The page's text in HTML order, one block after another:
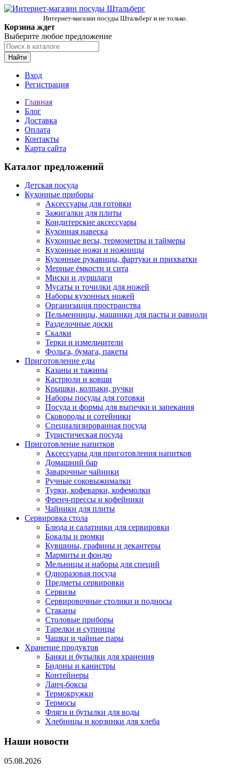
Интернет-магазин посуды Штальберг и не только.
Корзина ждет
Выберите любое предложение
Найти
Вход
Регистрация
Главная
Блог
Доставка
Оплата
Контакты
Карта сайта
Каталог предложений
Детская посуда
Кухонные приборы
Аксессуары для готовки
Зажигалки для плиты
Кондитерские аксессуары
Кухонная навеска
Кухонные весы, термометры и таймеры
Кухонные ножи и ножницы
Кухонные рукавицы, фартуки и прихватки
Мерные ёмкости и сита
Миски и дуршлаги
Мусаты и точилки для ножей
Наборы кухонных ножей
Организация пространства
Пельменницы, машинки для пасты и равиоли
Разделочные доски
Скалки
Терки и измельчители
Фольга, бумага, пакеты
Приготовление еды
Казаны и тажины
Кастрюли и ковши
Крышки, колпаки, ручки
Наборы посуды для готовки
Посуда и формы для выпечки и запекания
Сковороды и сотейники
Специализированная посуда
Туристическая посуда
Приготовление напитков
Аксессуары для приготовления напитков
Домашний бар
Заварочные чайники
Ручные соковыжималки
Турки, кофеварки, кофемолки
Френч-прессы и кофейники
Чайники для плиты
Сервировка стола
Блюда и салатники для сервировки
Бокалы и рюмки
Кувшины, графины и декантеры
Мармиты и фондю
Мельницы и наборы для специй
Одноразовая посуда
Предметы сервировки
Сервизы
Сервировочные столики и подносы
Стаканы
Столовые приборы
Тарелки и супницы
Чашки и чайные пары
Хранение продуктов
Банки и бутылки для хранения
Бидоны и канистры
Контейнеры
Ланч-боксы
Термокружки
Термосы
Фляги и бутылки для воды
Хлебницы и корзинки для хлеба
Наши новости
05.08.2026